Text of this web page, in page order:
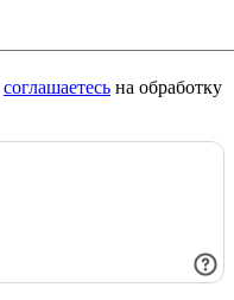
соглашаетесь на обработку